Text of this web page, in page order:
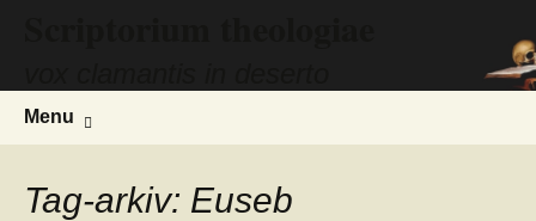
Menu
Tag-arkiv: Euseb